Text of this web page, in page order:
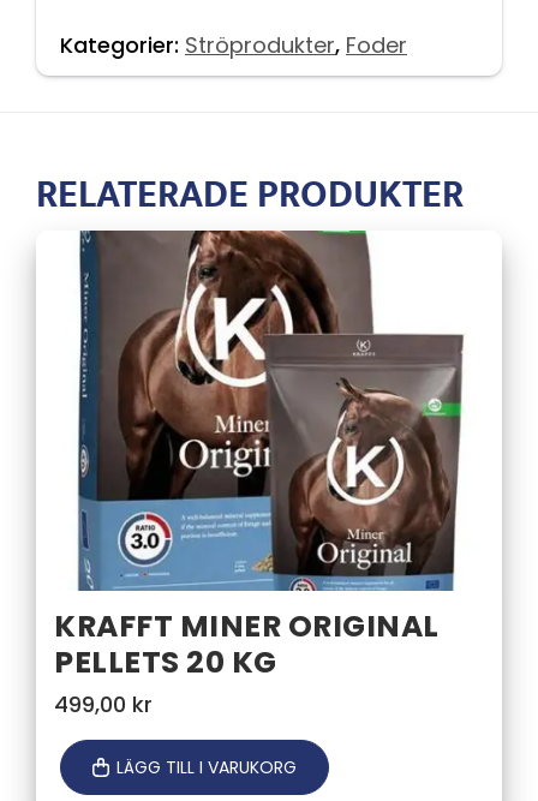
Kategorier: Ströprodukter, Foder
RELATERADE PRODUKTER
KRAFFT MINER ORIGINAL
PELLETS 20 KG
499,00 kr
LÄGG TILL I VARUKORG